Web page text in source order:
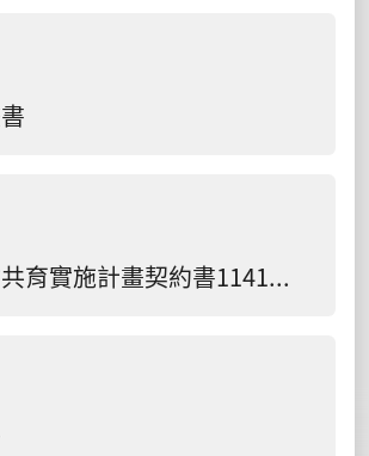
產學人才共育實施計畫契約書1141009